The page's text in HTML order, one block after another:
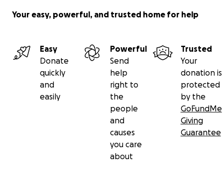
Your easy, powerful, and trusted home for help
Easy
Donate
quickly
and
easily
Powerful
Send
help
right to
the
people
and
causes
you care
about
Trusted
Your
donation is
protected
by the
GoFundMe
Giving
Guarantee